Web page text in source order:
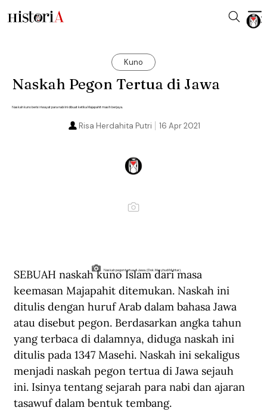
Kuno
Naskah Pegon Tertua di Jawa
Naskah kuno berisi riwayat para nabi ini dibuat ketika Majapahit masih berjaya.
16 Apr 2021
Risa Herdahita Putri
Naskah pegon tertua di Jawa. (Dok. Masyhudi Muhtar).
SEBUAH naskah kuno Islam dari masa
keemasan Majapahit ditemukan. Naskah ini
ditulis dengan huruf Arab dalam bahasa Jawa
atau disebut pegon. Berdasarkan angka tahun
yang terbaca di dalamnya, diduga naskah ini
ditulis pada 1347 Masehi. Naskah ini sekaligus
menjadi naskah pegon tertua di Jawa sejauh
ini. Isinya tentang sejarah para nabi dan ajaran
tasawuf dalam bentuk tembang.